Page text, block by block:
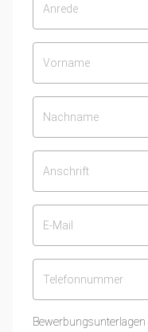
Anrede
Bewerbungsunterlagen